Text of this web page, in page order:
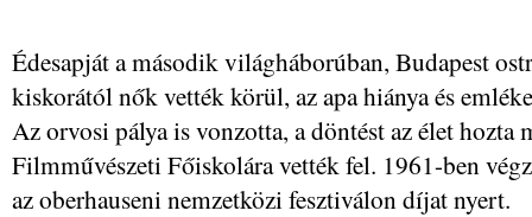
Édesapját a második világháborúban, Budapest
kiskorától nők vették körül, az apa hiánya és
Az orvosi pálya is vonzotta, a döntést az élet hozta
Filmművészeti Főiskolára vették fel. 1961-ben
az oberhauseni nemzetközi fesztiválon díjat nyert.